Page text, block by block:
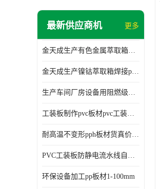
pvc萃取板
最新供应商机 更多
金天成生产有色金属萃取箱焊接pvc板
金天成生产镍钴萃取箱焊接pvc萃取板
生产车间厂房设备用阻燃级别pp硬板
工装板制作pvc板材pvc工装板材可折弯
耐高温不变形pph板材货真价值pph板材
PVC工装板防静电流水线自动化倍速线工装板
环保设备加工pp板材1-100mm